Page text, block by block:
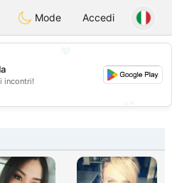
SuissiMode Accedi
incontri!